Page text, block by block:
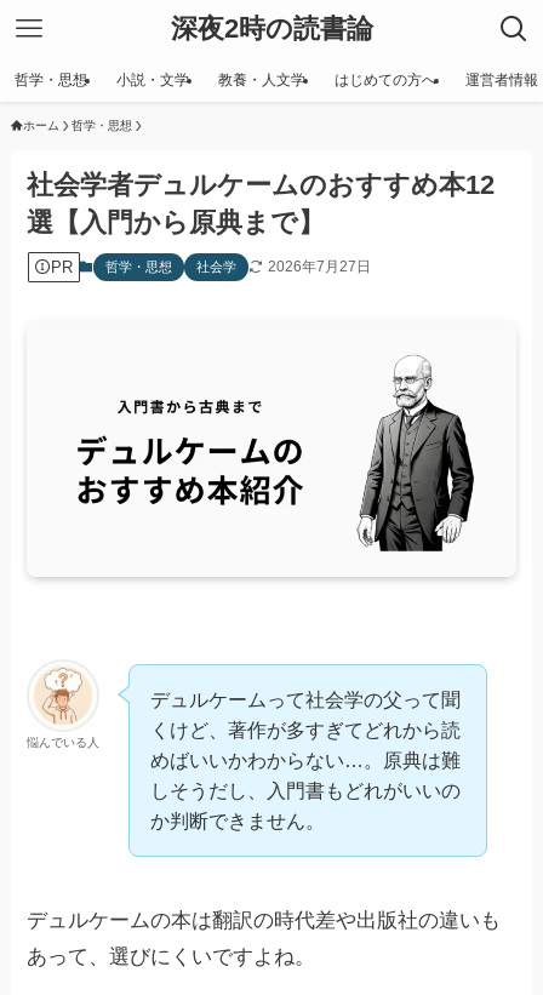
深夜2時の読書論
哲学・思想 小説・文学 教養・人文学 はじめての方へ 運営者情報
ホーム 哲学・思想
社会学者デュルケームのおすすめ本12
選【入門から原典まで】
PR 哲学・思想 社会学 2026年7月27日
悩んでいる人
デュルケームって社会学の父って聞
くけど、著作が多すぎてどれから読
めばいいかわからない…。原典は難
しそうだし、入門書もどれがいいの
か判断できません。
デュルケームの本は翻訳の時代差や出版社の違いも
あって、選びにくいですよね。